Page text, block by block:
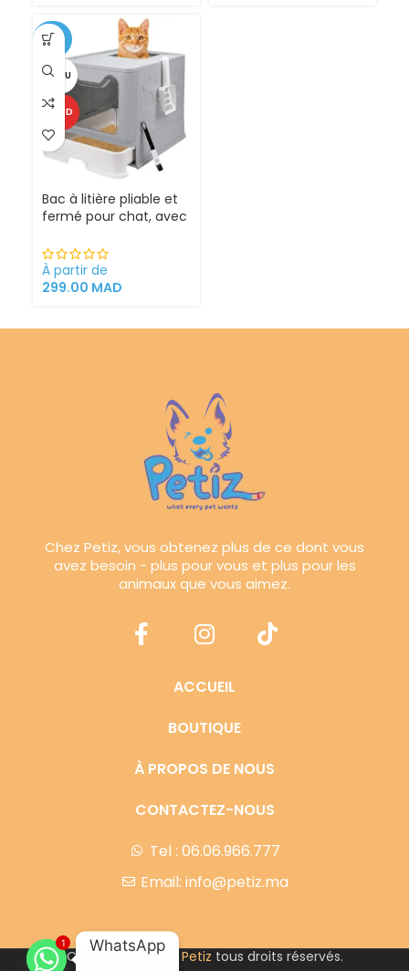
-25%
VENDU
CHAUD
Bac à litière pliable et
fermé pour chat, avec
À partir de
299.00 MAD
Chez Petiz, vous obtenez plus de ce dont vous
avez besoin - plus pour vous et plus pour les
animaux que vous aimez.
ACCUEIL
BOUTIQUE
À PROPOS DE NOUS
CONTACTEZ-NOUS
Tel : 06.06.966.777
Email: info@petiz.ma
Copyright © 2023 Petiz tous droits réservés.
1 WhatsApp